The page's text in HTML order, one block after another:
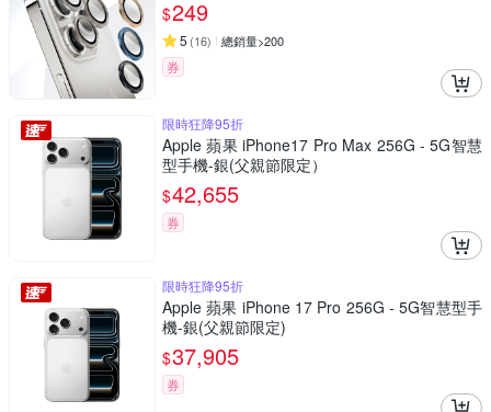
$249
5 (16) 總銷量>200
券
限時狂降95折
Apple 蘋果 iPhone17 Pro Max 256G - 5G智慧
型手機-銀(父親節限定）
$42,655
券
限時狂降95折
Apple 蘋果 iPhone 17 Pro 256G - 5G智慧型手
機-銀(父親節限定)
$37,905
券